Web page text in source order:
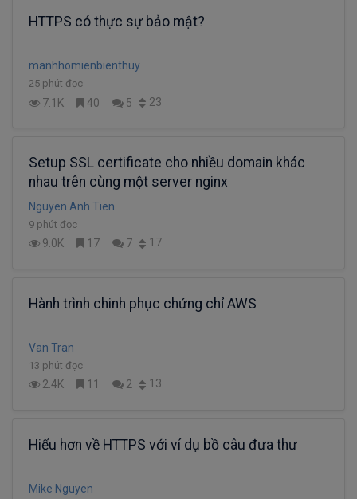
HTTPS có thực sự bảo mật?
manhhomienbienthuy
25 phút đọc
7.1K 40 5 23
Setup SSL certificate cho nhiều domain khác
nhau trên cùng một server nginx
Nguyen Anh Tien
9 phút đọc
9.0K 17 7 17
Hành trình chinh phục chứng chỉ AWS
Van Tran
13 phút đọc
2.4K 11 2 13
Hiểu hơn về HTTPS với ví dụ bồ câu đưa thư
Mike Nguyen